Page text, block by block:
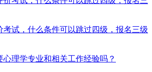
考试，什么条件可以跳过四级，报名三级